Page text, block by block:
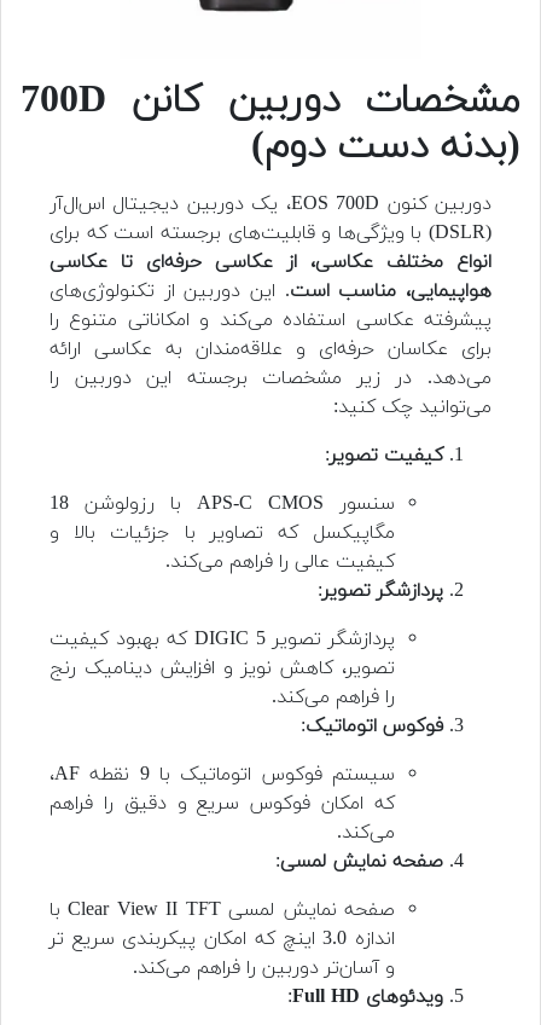
مشخصات دوربین کانن 700D
(بدنه دست دوم)
دوربین کنون EOS 700D، یک دوربین دیجیتال اس‌ال‌آر
(DSLR) با ویژگی‌ها و قابلیت‌های برجسته است که برای
انواع مختلف عکاسی، از عکاسی حرفه‌ای تا عکاسی
هواپیمایی، مناسب است. این دوربین از تکنولوژی‌های
پیشرفته عکاسی استفاده می‌کند و امکاناتی متنوع را
برای عکاسان حرفه‌ای و علاقه‌مندان به عکاسی ارائه
می‌دهد. در زیر مشخصات برجسته این دوربین را
می‌توانید چک کنید:
کیفیت تصویر:
سنسور APS-C CMOS با رزولوشن 18
مگاپیکسل که تصاویر با جزئیات بالا و
کیفیت عالی را فراهم می‌کند.
پردازشگر تصویر:
پردازشگر تصویر DIGIC 5 که بهبود کیفیت
تصویر، کاهش نویز و افزایش دینامیک رنج
را فراهم می‌کند.
فوکوس اتوماتیک:
سیستم فوکوس اتوماتیک با 9 نقطه AF،
که امکان فوکوس سریع و دقیق را فراهم
می‌کند.
صفحه نمایش لمسی:
صفحه نمایش لمسی Clear View II TFT با
اندازه 3.0 اینچ که امکان پیکربندی سریع تر
و آسان‌تر دوربین را فراهم می‌کند.
ویدئوهای Full HD
: